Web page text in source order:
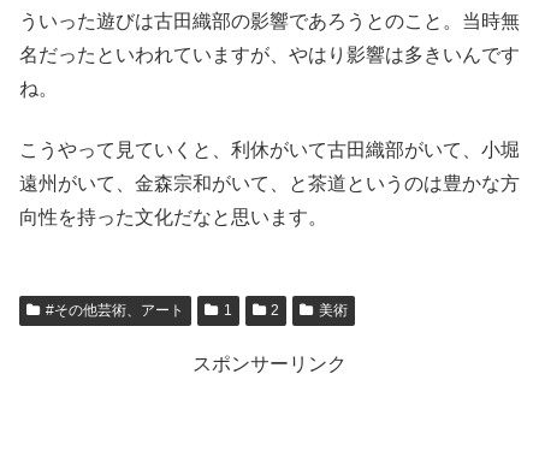
ういった遊びは古田織部の影響であろうとのこと。当時無
名だったといわれていますが、やはり影響は多きいんです
ね。
こうやって見ていくと、利休がいて古田織部がいて、小堀
遠州がいて、金森宗和がいて、と茶道というのは豊かな方
向性を持った文化だなと思います。
#その他芸術、アート 1 2 美術
スポンサーリンク